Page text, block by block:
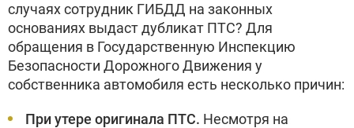
случаях сотрудник ГИБДД на законных
основаниях выдаст дубликат ПТС? Для
обращения в Государственную Инспекцию
Безопасности Дорожного Движения у
собственника автомобиля есть несколько причин:
При утере оригинала ПТС. Несмотря на